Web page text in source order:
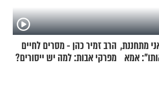
מתחננת,
אמא
הרב זמיר כהן - מסרים לחיים
מפרקי אבות: למה יש ייסורים?